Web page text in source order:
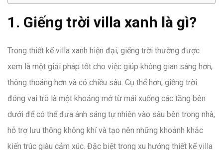
1. Giếng trời villa xanh là gì?
Trong thiết kế villa xanh hiện đại, giếng trời thường được
xem là một giải pháp tốt cho việc giúp không gian sáng hơn,
thông thoáng hơn và có chiều sâu. Cụ thể hơn, giếng trời
đóng vai trò là một khoảng mở từ mái xuống các tầng bên
dưới để có thể đưa ánh sáng tự nhiên vào sâu bên trong nhà,
hỗ trợ lưu thông không khí và tạo nên những khoảnh khắc
kiến trúc giàu cảm xúc. Đặc biệt trong xu hướng thiết kế villa